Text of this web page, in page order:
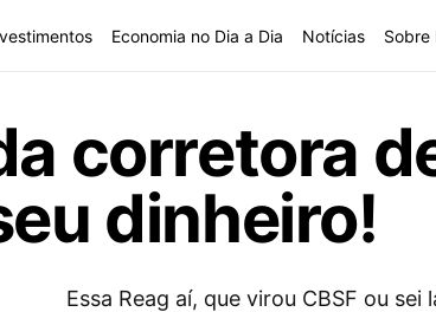
Economia no Dia a Dia Notícias Sobre
corretora
dinheiro!
Essa Reag aí, que virou CBSF ou